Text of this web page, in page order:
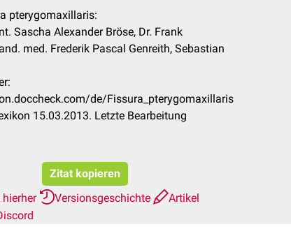
pterygomaxillaris:
Sascha Alexander Bröse, Dr. Frank
med. Frederik Pascal Genreith, Sebastian
de/Fissura_pterygomaxillaris
15.03.2013. Letzte Bearbeitung
Zitat kopieren
hierher
Versionsgeschichte
Artikel